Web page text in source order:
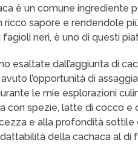
è un comune ingrediente
ricco sapore e rendendole
neri, è uno di questi
esaltate dall’aggiunta di
l’opportunità di
le mie esplorazioni
con spezie, latte di cocco e
e alla profondità sottile
della cachaca al di